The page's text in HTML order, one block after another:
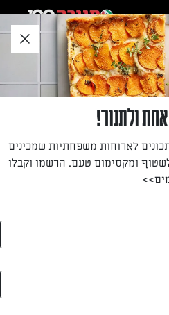
אתי מגיד
ולתנור!
לארוחות משפחתיות שמכינים
ומקסימום טעם. הרשמו וקבלו